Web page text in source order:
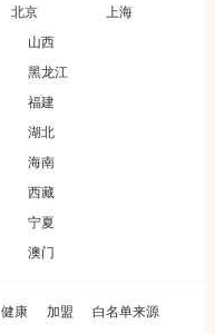
北京
上海
山西
黑龙江
福建
湖北
海南
西藏
宁夏
澳门
健康 加盟
白名单来源